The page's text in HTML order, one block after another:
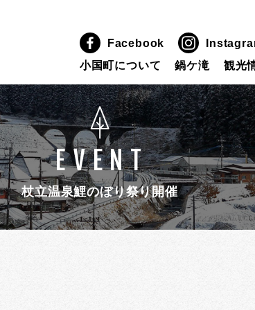
Facebook
小国町について
鍋ケ滝 観光
EVENT
杖立温泉鯉のぼり祭り開催